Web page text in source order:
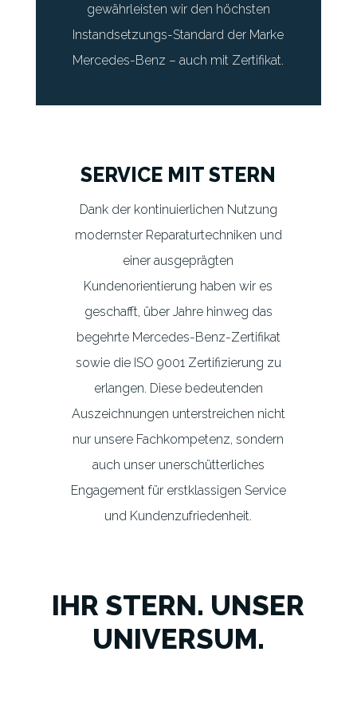
gewährleisten wir den höchsten
Instandsetzungs-Standard der Marke
Mercedes-Benz – auch mit Zertifikat.
SERVICE MIT STERN
Dank der kontinuierlichen Nutzung
modernster Reparaturtechniken und
einer ausgeprägten
Kundenorientierung haben wir es
geschafft, über Jahre hinweg das
begehrte Mercedes-Benz-Zertifikat
sowie die ISO 9001 Zertifizierung zu
erlangen. Diese bedeutenden
Auszeichnungen unterstreichen nicht
nur unsere Fachkompetenz, sondern
auch unser unerschütterliches
Engagement für erstklassigen Service
und Kundenzufriedenheit.
IHR STERN. UNSER
UNIVERSUM.